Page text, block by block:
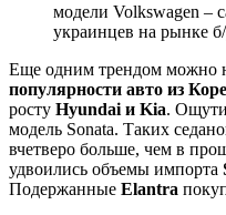
модели Volkswagen –
украинцев на рынке
Еще одним трендом можно
популярности авто из
росту Hyundai и Kia.
модель Sonata. Таких
вчетверо больше, чем в
удвоились объемы импорта
Подержанные Elantra